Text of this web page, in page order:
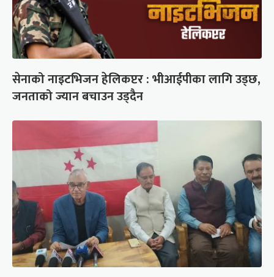
सेनाको नाइटभिजन हेलिकप्टर : भीआईपीका लागि उड्छ,
जनताको ज्यान बचाउन उड्दैन